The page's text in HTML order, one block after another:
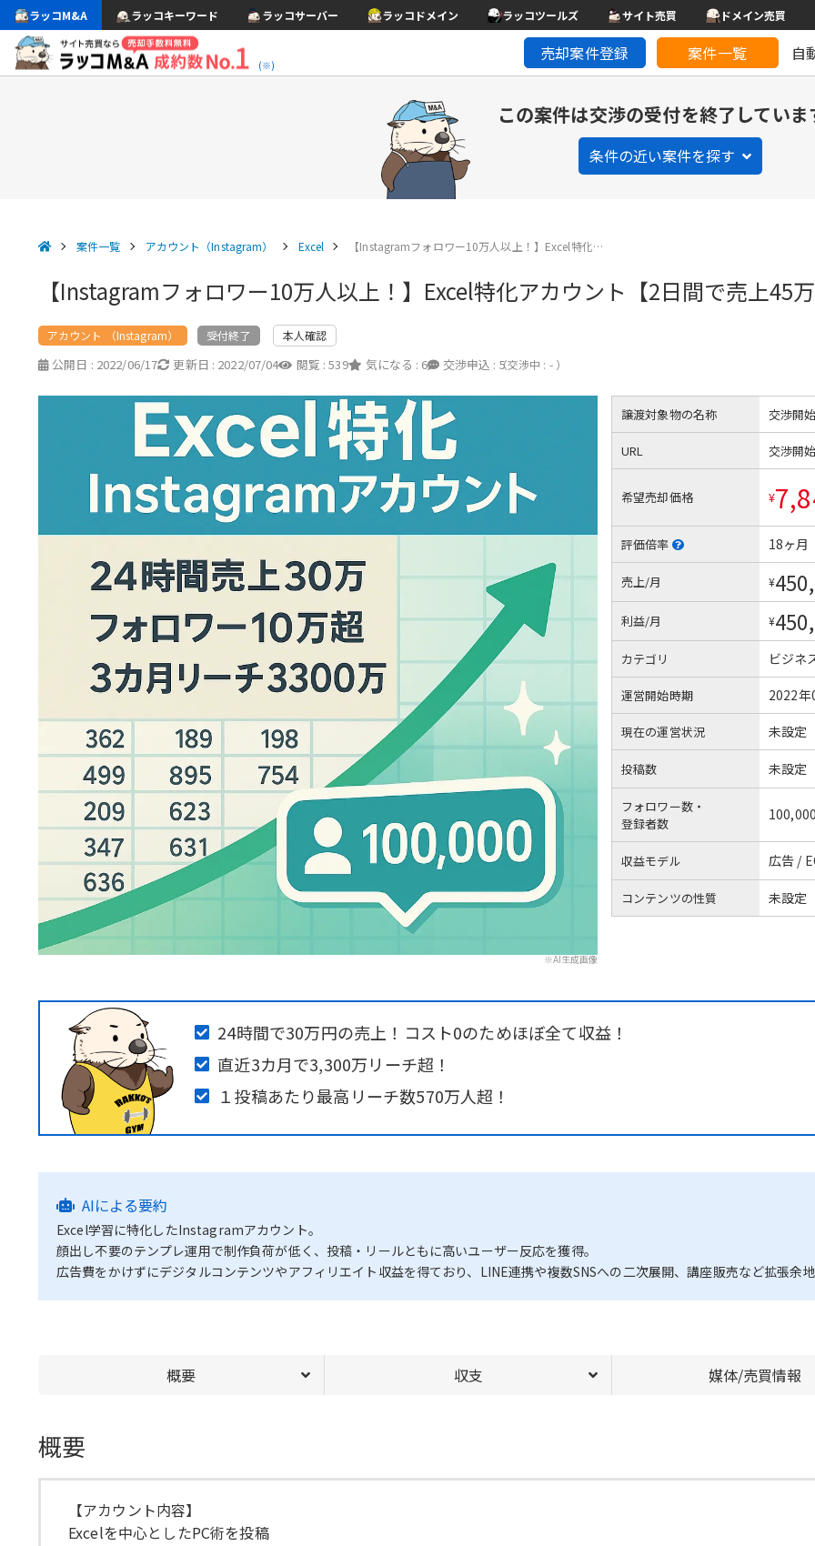
ラッコM&A ラッコキーワード ラッコサーバー ラッコドメイン ラッコツールズ サイト売買 ドメイン売買
(※)
売却案件登録 案件一覧 自
この案件は交渉の受付を終了していま
条件の近い案件を探す
案件一覧 アカウント（Instagram） Excel 【Instagramフォロワー10万人以上！】Excel特化…
【Instagramフォロワー10万人以上！】Excel特化アカウント【2日間で売上45
アカウント （Instagram） 受付終了 本人確認
公開日 : 2022/06/17 更新日 : 2022/07/04 閲覧 :539 気になる : 6 交渉申込 : 5
（交渉中 : - ）
※AI生成画像
譲渡対象物の名称 交渉開
URL 交渉開
希望売却価格 ¥
評価倍率 18ヶ月
売上/月 ¥
利益/月 ¥
カテゴリ ビジネ
運営開始時期 2022年
現在の運営状況 未設定
投稿数 未設定
フォロワー数・
登録者数
収益モデル 広告 /
コンテンツの性質 未設定
24時間で30万円の売上！コスト0のためほぼ全て収益！
直近3カ月で3,300万リーチ超！
１投稿あたり最高リーチ数570万人超！
AIによる要約
Excel学習に特化したInstagramアカウント。
顔出し不要のテンプレ運用で制作負荷が低く、投稿・リールともに高いユーザー反応を獲得。
広告費をかけずにデジタルコンテンツやアフィリエイト収益を得ており、LINE連携や複数SNSへの二次展開、講座販売など拡張余
概要 収支 媒体/売買情報
概要
【アカウント内容】
Excelを中心としたPC術を投稿